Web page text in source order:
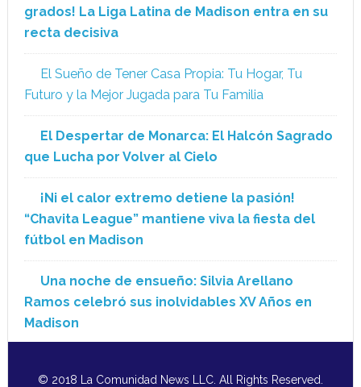
grados! La Liga Latina de Madison entra en su
recta decisiva
El Sueño de Tener Casa Propia: Tu Hogar, Tu
Futuro y la Mejor Jugada para Tu Familia
El Despertar de Monarca: El Halcón Sagrado
que Lucha por Volver al Cielo
¡Ni el calor extremo detiene la pasión!
“Chavita League” mantiene viva la fiesta del
fútbol en Madison
Una noche de ensueño: Silvia Arellano
Ramos celebró sus inolvidables XV Años en
Madison
© 2018 La Comunidad News LLC. All Rights Reserved.